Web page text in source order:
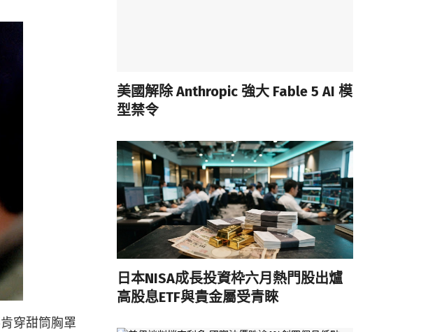
穿甜筒胸罩
美國解除 Anthropic 強大 Fable 5 AI 模
型禁令
日本NISA成長投資枠六月熱門股出爐
高股息ETF與貴金屬受青睞